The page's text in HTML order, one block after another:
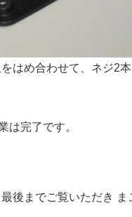
はめ合わせて、ネジ2
は完了です。
後までご覧いただき ま